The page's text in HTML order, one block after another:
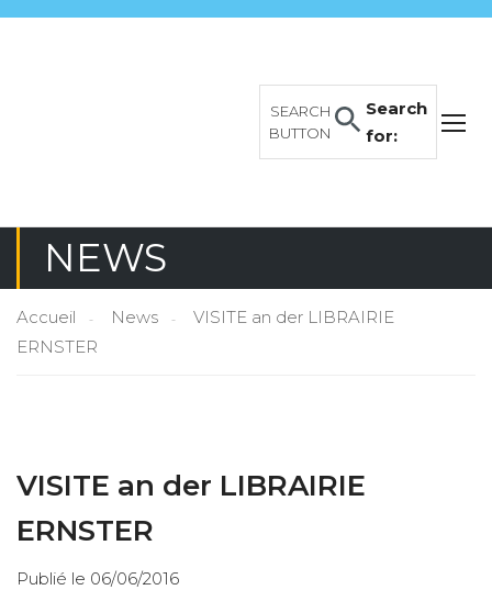
Search
for:
SEARCH
BUTTON
NEWS
Accueil News
VISITE an der LIBRAIRIE
ERNSTER
VISITE an der LIBRAIRIE
ERNSTER
Publié le 06/06/2016